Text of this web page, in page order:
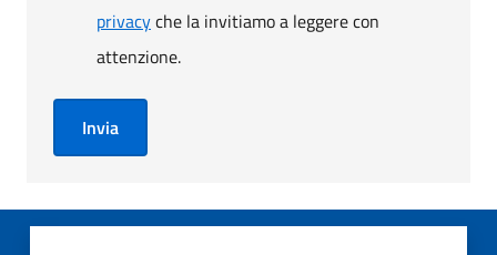
privacyche la invitiamo a leggere con
attenzione.
Invia